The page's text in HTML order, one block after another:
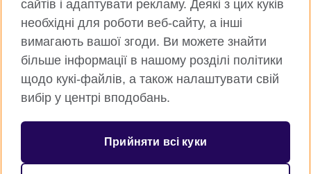
TikTok YouTube
Всесвітня Британська Рада
Приватність та умови користування
Куки
сайтів і адаптувати рекламу. Деякі з цих куків
необхідні для роботи веб-сайту, а інші
вимагають вашої згоди. Ви можете знайти
більше інформації в нашому розділі політики
щодо кукі-файлів, а також налаштувати свій
вибір у центрі вподобань.
Прийняти всі куки